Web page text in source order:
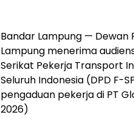
Bandar Lampung — Dewan
Lampung menerima
Serikat Pekerja Transport
Seluruh Indonesia (DPD F-
pengaduan pekerja di PT
2026)